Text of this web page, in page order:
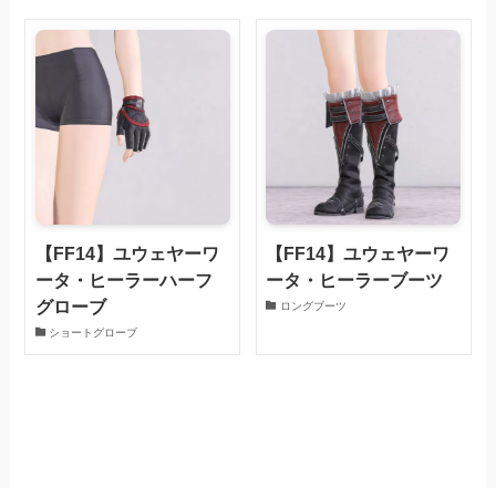
【FF14】ユウェヤーワ
ータ・ヒーラーハーフ
グローブ
ショートグローブ
【FF14】ユウェヤーワ
ータ・ヒーラーブーツ
ロングブーツ